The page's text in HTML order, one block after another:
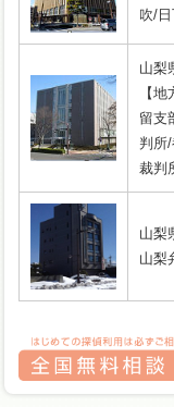
吹/
山梨
【
留支
判所
裁判
山梨
山梨